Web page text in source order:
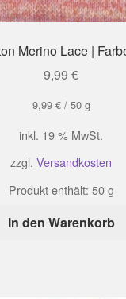
Merino Lace |
9,99 €
9,99 €/ 50 g
inkl. 19 % MwSt.
zzgl. Versandkosten
Produkt enthält: 50g
In den Warenkorb